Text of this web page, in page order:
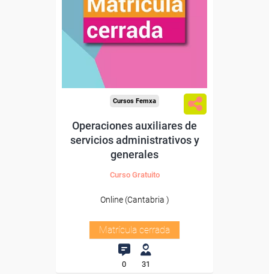
Cursos Femxa
Operaciones auxiliares de
servicios administrativos y
generales
Curso Gratuito
Online (Cantabria )
Matrícula cerrada
0 31